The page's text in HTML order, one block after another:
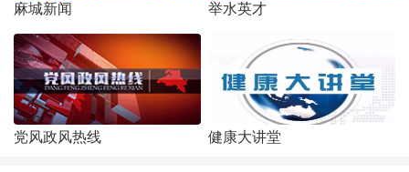
麻城新闻 举水英才
党风政风热线 健康大讲堂